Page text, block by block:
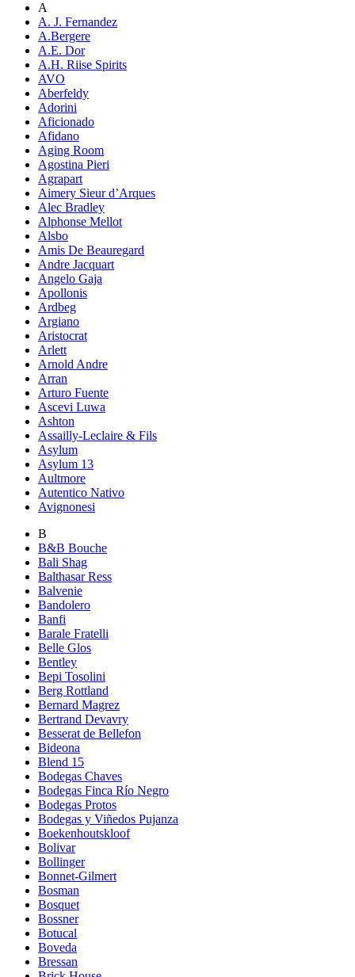
A
A. J. Fernandez
A.Bergere
A.E. Dor
A.H. Riise Spirits
AVO
Aberfeldy
Adorini
Aficionado
Afidano
Aging Room
Agostina Pieri
Agrapart
Aimery Sieur d’Arques
Alec Bradley
Alphonse Mellot
Alsbo
Amis De Beauregard
Andre Jacquart
Angelo Gaja
Apollonis
Ardbeg
Argiano
Aristocrat
Arlett
Arnold Andre
Arran
Arturo Fuente
Ascevi Luwa
Ashton
Assailly-Leclaire & Fils
Asylum
Asylum 13
Aultmore
Autentico Nativo
Avignonesi
B
B&B Bouche
Bali Shag
Balthasar Ress
Balvenie
Bandolero
Banfi
Barale Fratelli
Belle Glos
Bentley
Bepi Tosolini
Berg Rottland
Bernard Magrez
Bertrand Devavry
Besserat de Bellefon
Bideona
Blend 15
Bodegas Chaves
Bodegas Finca Río Negro
Bodegas Protos
Bodegas y Viñedos Pujanza
Boekenhoutskloof
Bolivar
Bollinger
Bonnet-Gilmert
Bosman
Bosquet
Bossner
Botucal
Boveda
Bressan